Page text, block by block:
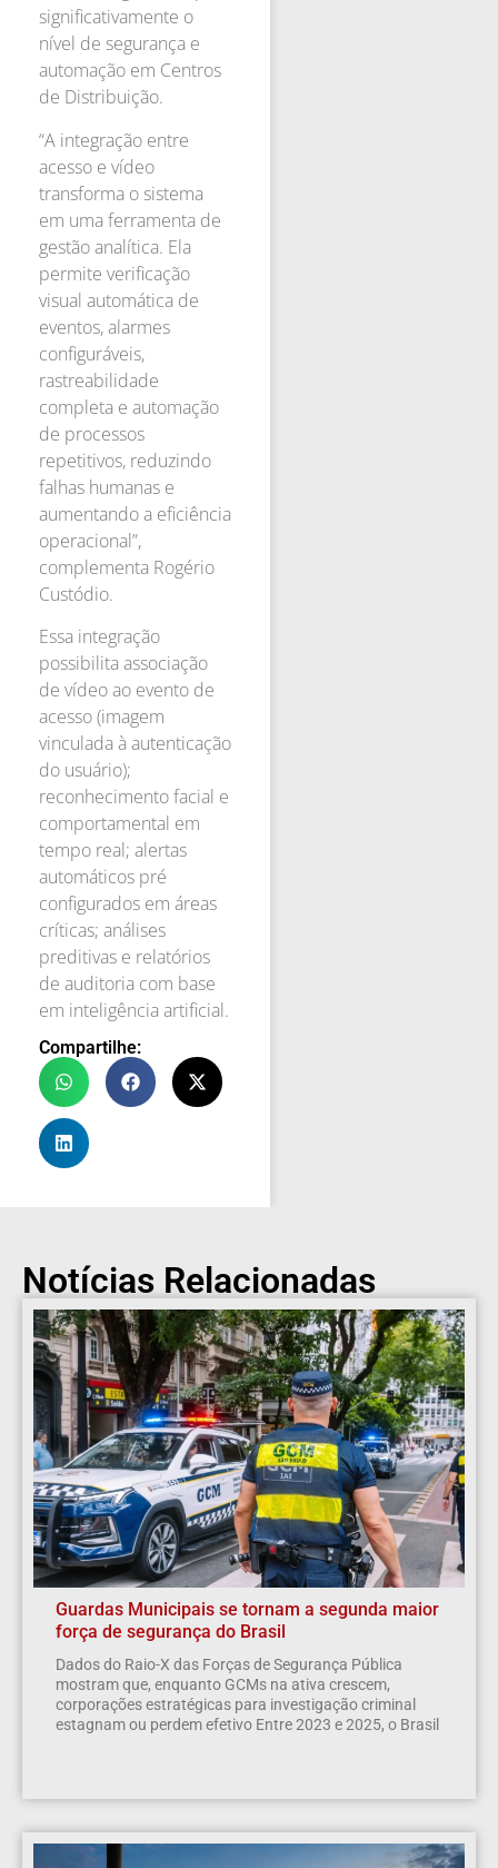
significativamente o
nível de segurança e
automação em Centros
de Distribuição.
“A integração entre
acesso e vídeo
transforma o sistema
em uma ferramenta de
gestão analítica. Ela
permite verificação
visual automática de
eventos, alarmes
configuráveis,
rastreabilidade
completa e automação
de processos
repetitivos, reduzindo
falhas humanas e
aumentando a eficiência
operacional”,
complementa Rogério
Custódio.
Essa integração
possibilita associação
de vídeo ao evento de
acesso (imagem
vinculada à autenticação
do usuário);
reconhecimento facial e
comportamental em
tempo real; alertas
automáticos pré
configurados em áreas
críticas; análises
preditivas e relatórios
de auditoria com base
em inteligência artificial.
Compartilhe:
Notícias Relacionadas
Guardas Municipais se tornam a segunda maior
força de segurança do Brasil
Dados do Raio-X das Forças de Segurança Pública
mostram que, enquanto GCMs na ativa crescem,
corporações estratégicas para investigação criminal
estagnam ou perdem efetivo Entre 2023 e 2025, o Brasil